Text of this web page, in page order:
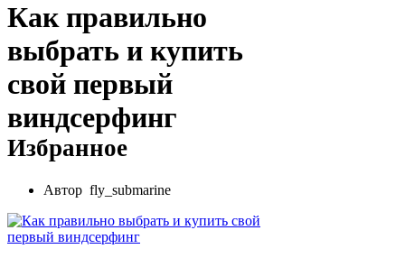
Как правильно
выбрать и купить
свой первый
виндсерфинг
Избранное
Автор fly_submarine